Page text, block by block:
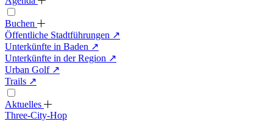
Buchen
Öffentliche Stadtführungen ↗
Unterkünfte in Baden ↗
Unterkünfte in der Region ↗
Urban Golf ↗
Trails ↗
Aktuelles
Three-City-Hop